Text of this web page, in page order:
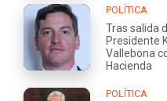
POLÍTICA
Tras salida
Presidente
Vallebona
Hacienda
POLÍTICA